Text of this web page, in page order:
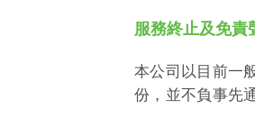
服務終止及免責
本公司以目前一
份，並不負事先